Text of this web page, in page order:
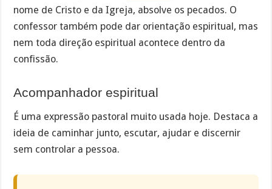
nome de Cristo e da Igreja, absolve os pecados. O
confessor também pode dar orientação espiritual, mas
nem toda direção espiritual acontece dentro da
confissão.
Acompanhador espiritual
É uma expressão pastoral muito usada hoje. Destaca a
ideia de caminhar junto, escutar, ajudar e discernir
sem controlar a pessoa.